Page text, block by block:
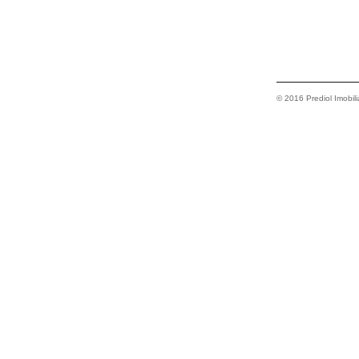
© 2016 Prediol